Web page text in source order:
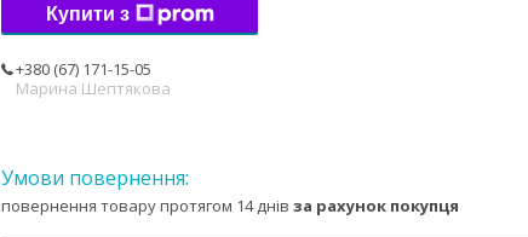
Купити з
+380 (67) 171-15-05
Марина Шептякова
повернення товару протягом 14 днів за рахунок покупця